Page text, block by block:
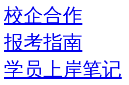
校企合作
报考指南
学员上岸笔记